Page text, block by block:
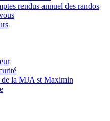
rendus annuel des randos
de la MJA st Maximin